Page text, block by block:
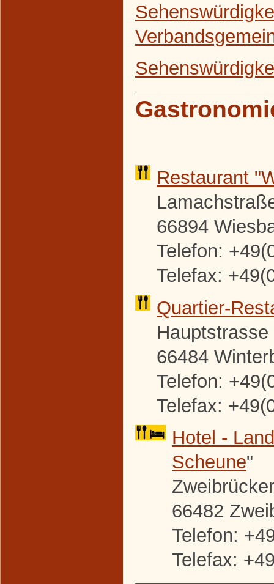
Restaurant
66894
Telefon:
Telefax:
Quartier-
Hauptstrasse
66484
Telefon:
Telefax:
Hotel -
Scheune"
66482
Telefon:
Telefax: